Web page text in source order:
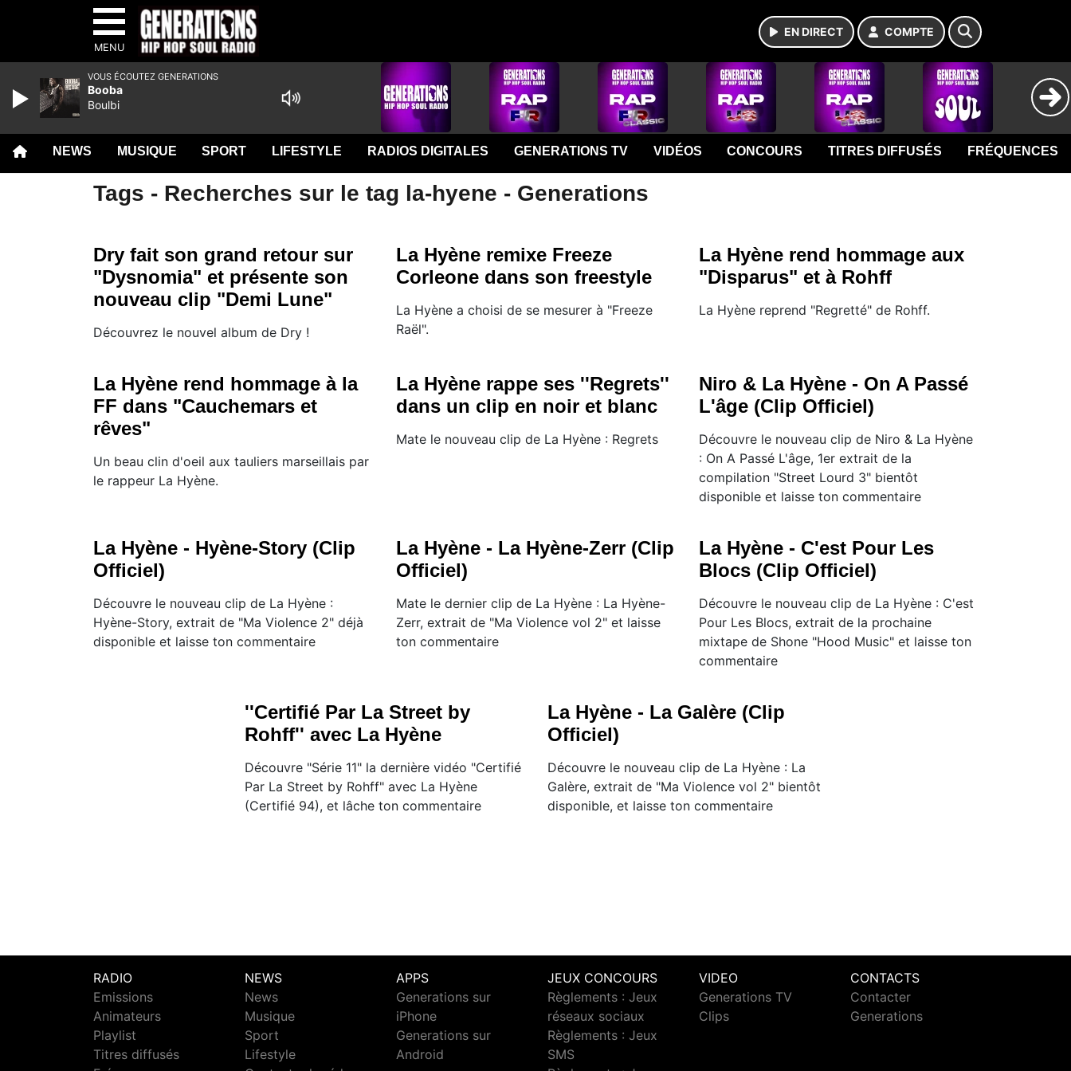
MENU
EN DIRECT COMPTE
NEWS MUSIQUE SPORT LIFESTYLE RADIOS DIGITALES GENERATIONS TV VIDÉOS CONCOURS TITRES DIFFUSÉS FRÉQUENCES
Tags - Recherches sur le tag la-hyene - Generations
Dry fait son grand retour sur
"Dysnomia" et présente son
nouveau clip "Demi Lune"
Découvrez le nouvel album de Dry !
La Hyène remixe Freeze
Corleone dans son freestyle
La Hyène a choisi de se mesurer à "Freeze
Raël".
La Hyène rend hommage aux
"Disparus" et à Rohff
La Hyène reprend "Regretté" de Rohff.
La Hyène rend hommage à la
FF dans "Cauchemars et
rêves"
Un beau clin d'oeil aux tauliers marseillais par
le rappeur La Hyène.
La Hyène rappe ses ''Regrets''
dans un clip en noir et blanc
Mate le nouveau clip de La Hyène : Regrets
Niro & La Hyène - On A Passé
L'âge (Clip Officiel)
Découvre le nouveau clip de Niro & La Hyène
: On A Passé L'âge, 1er extrait de la
compilation "Street Lourd 3" bientôt
disponible et laisse ton commentaire
La Hyène - Hyène-Story (Clip
Officiel)
Découvre le nouveau clip de La Hyène :
Hyène-Story, extrait de "Ma Violence 2" déjà
disponible et laisse ton commentaire
La Hyène - La Hyène-Zerr (Clip
Officiel)
Mate le dernier clip de La Hyène : La Hyène-
Zerr, extrait de "Ma Violence vol 2" et laisse
ton commentaire
La Hyène - C'est Pour Les
Blocs (Clip Officiel)
Découvre le nouveau clip de La Hyène : C'est
Pour Les Blocs, extrait de la prochaine
mixtape de Shone "Hood Music" et laisse ton
commentaire
''Certifié Par La Street by
Rohff'' avec La Hyène
Découvre "Série 11" la dernière vidéo "Certifié
Par La Street by Rohff" avec La Hyène
(Certifié 94), et lâche ton commentaire
La Hyène - La Galère (Clip
Officiel)
Découvre le nouveau clip de La Hyène : La
Galère, extrait de "Ma Violence vol 2" bientôt
disponible, et laisse ton commentaire
RADIO
Emissions
Animateurs
Playlist
Titres diffusés
NEWS
News
Musique
Sport
Lifestyle
APPS
Generations sur
iPhone
Generations sur
Android
JEUX CONCOURS
Règlements : Jeux
réseaux sociaux
Règlements : Jeux
SMS
VIDEO
Generations TV
Clips
CONTACTS
Contacter
Generations
VOUS ÉCOUTEZ GENERATIONS
Booba
Boulbi